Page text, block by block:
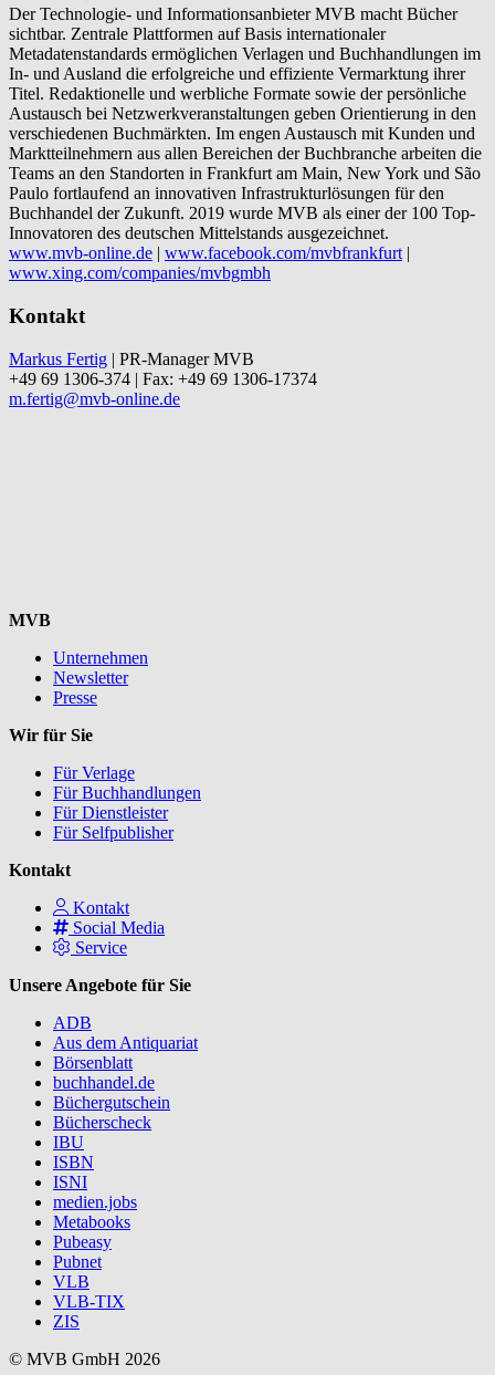
Der Technologie- und Informationsanbieter MVB macht Bücher
sichtbar. Zentrale Plattformen auf Basis internationaler
Metadatenstandards ermöglichen Verlagen und Buchhandlungen im
In- und Ausland die erfolgreiche und effiziente Vermarktung ihrer
Titel. Redaktionelle und werbliche Formate sowie der persönliche
Austausch bei Netzwerkveranstaltungen geben Orientierung in den
verschiedenen Buchmärkten. Im engen Austausch mit Kunden und
Marktteilnehmern aus allen Bereichen der Buchbranche arbeiten die
Teams an den Standorten in Frankfurt am Main, New York und São
Paulo fortlaufend an innovativen Infrastrukturlösungen für den
Buchhandel der Zukunft. 2019 wurde MVB als einer der 100 Top-
Innovatoren des deutschen Mittelstands ausgezeichnet.
www.mvb-online.de | www.facebook.com/mvbfrankfurt |
www.xing.com/companies/mvbgmbh
Kontakt
Markus Fertig | PR-Manager MVB
+49 69 1306-374 | Fax: +49 69 1306-17374
m.fertig@mvb-online.de
MVB
Unternehmen
Newsletter
Presse
Wir für Sie
Für Verlage
Für Buchhandlungen
Für Dienstleister
Für Selfpublisher
Kontakt
Kontakt
Social Media
Service
Unsere Angebote für Sie
ADB
Aus dem Antiquariat
Börsenblatt
buchhandel.de
Büchergutschein
Bücherscheck
IBU
ISBN
ISNI
medien.jobs
Metabooks
Pubeasy
Pubnet
VLB
VLB-TIX
ZIS
© MVB GmbH 2026